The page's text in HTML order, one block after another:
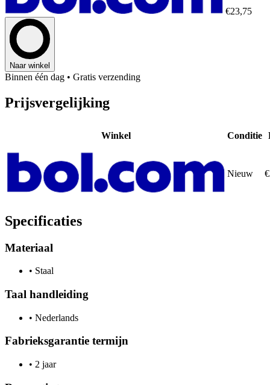
€23,75
Naar winkel
Binnen één dag • Gratis verzending
Prijsvergelijking
Winkel Conditie
Nieuw
Specificaties
Materiaal
• Staal
Taal handleiding
• Nederlands
Fabrieksgarantie termijn
• 2 jaar